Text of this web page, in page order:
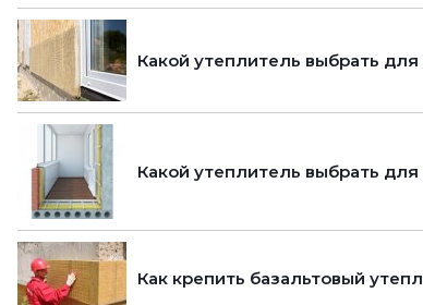
Какой утеплитель выбрать
Какой утеплитель выбрать
Как крепить базальтовый